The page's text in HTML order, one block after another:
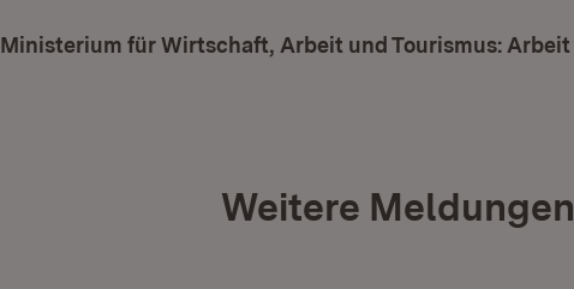
Extern:
Ministerium für Wirtschaft, Arbeit und Tourismus: Arbeit
Weitere Meldungen